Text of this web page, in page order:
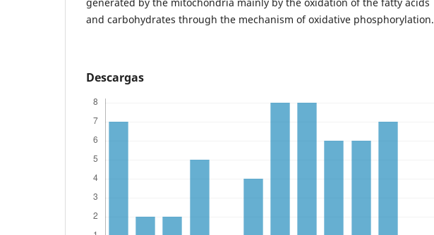
and carbohydrates through the mechanism of oxidative phosphorylation.
Descargas